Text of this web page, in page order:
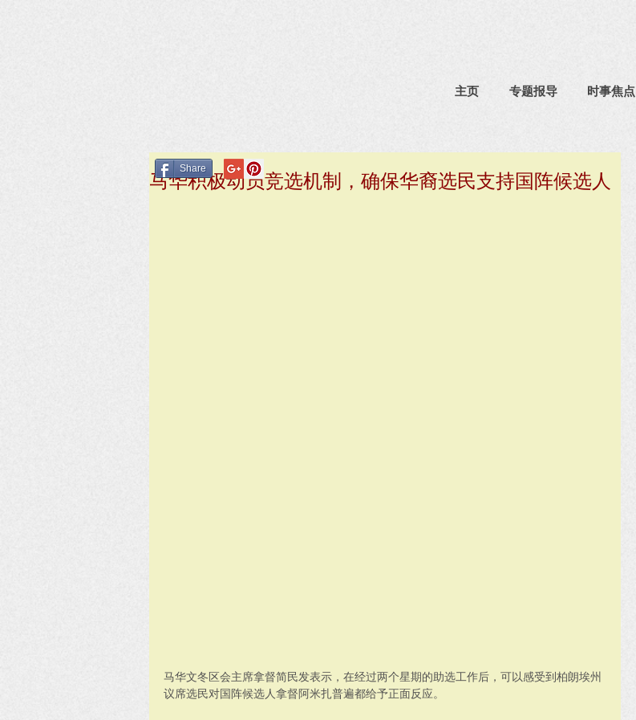
主页 专题报导 时事焦点
马华积极动员竞选机制，确保华裔选民支持国阵候选人
马华文冬区会主席拿督简民发表示，在经过两个星期的助选工作后，可以感受到柏朗埃州
议席选民对国阵候选人拿督阿米扎普遍都给予正面反应。
Share